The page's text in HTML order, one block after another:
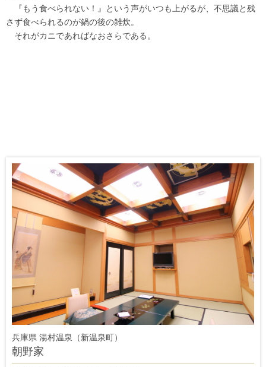
『もう食べられない！』という声がいつも上がるが、不思議と残
さず食べられるのが鍋の後の雑炊。
それがカニであればなおさらである。
兵庫県 湯村温泉（新温泉町）
朝野家